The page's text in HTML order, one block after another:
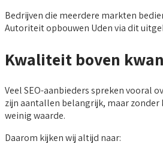
Bedrijven die meerdere markten
Autoriteit opbouwen Uden via dit
Kwaliteit boven
Veel SEO-aanbieders spreken vooral
zijn aantallen belangrijk, maar
weinig waarde.
Daarom kijken wij altijd naar: